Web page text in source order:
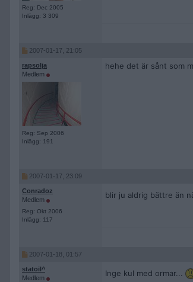
Reg: Dec 2005
Inlägg: 3 309
2007-01-17, 21:05
rapsolja
Medlem
Reg: Sep 2006
Inlägg: 191
hehe det är sånt som
2007-01-17, 23:09
Conradoz
Medlem
Reg: Okt 2006
Inlägg: 117
blir ju aldrig bättre än
2007-01-18, 01:57
statoil^
Medlem
Inge kul med ormar...